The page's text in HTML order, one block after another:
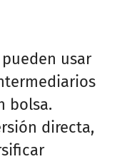
usar
bolsa.
directa,